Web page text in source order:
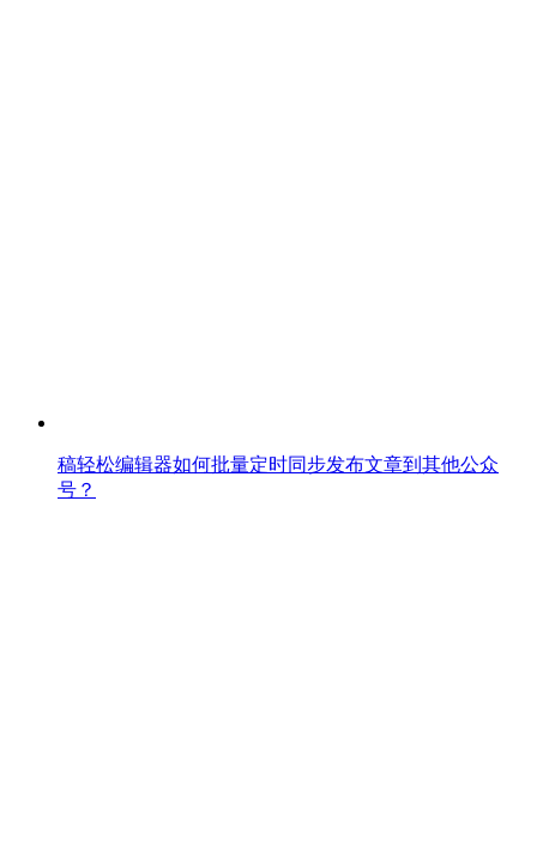
稿轻松编辑器如何批量定时同步发布文章到其他公众
号？